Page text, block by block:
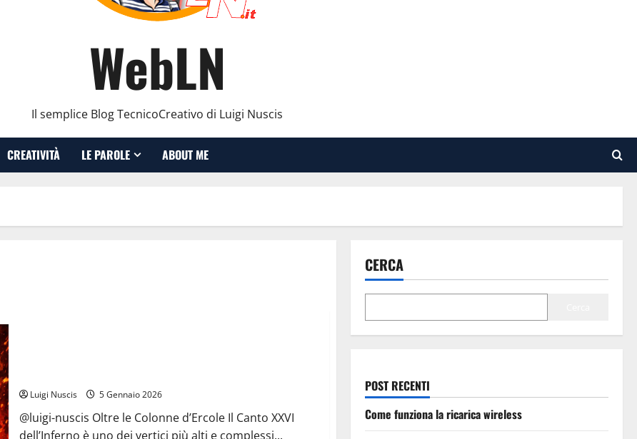
WebLN
Il semplice Blog TecnicoCreativo di Luigi Nuscis
CREATIVITÀ LE PAROLE ABOUT ME
Luigi Nuscis 5 Gennaio 2026
@luigi-nuscis Oltre le Colonne d’Ercole Il Canto XXVI
dell’Inferno è uno dei vertici più alti e complessi...
CERCA
POST RECENTI
Come funziona la ricarica wireless